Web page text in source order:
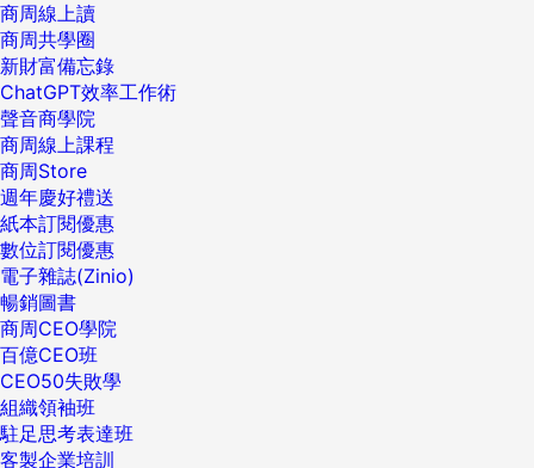
商周線上讀
商周共學圈
新財富備忘錄
ChatGPT效率工作術
聲音商學院
商周線上課程
商周Store
週年慶好禮送
紙本訂閱優惠
數位訂閱優惠
電子雜誌(Zinio)
暢銷圖書
商周CEO學院
百億CEO班
CEO50失敗學
組織領袖班
駐足思考表達班
客製企業培訓